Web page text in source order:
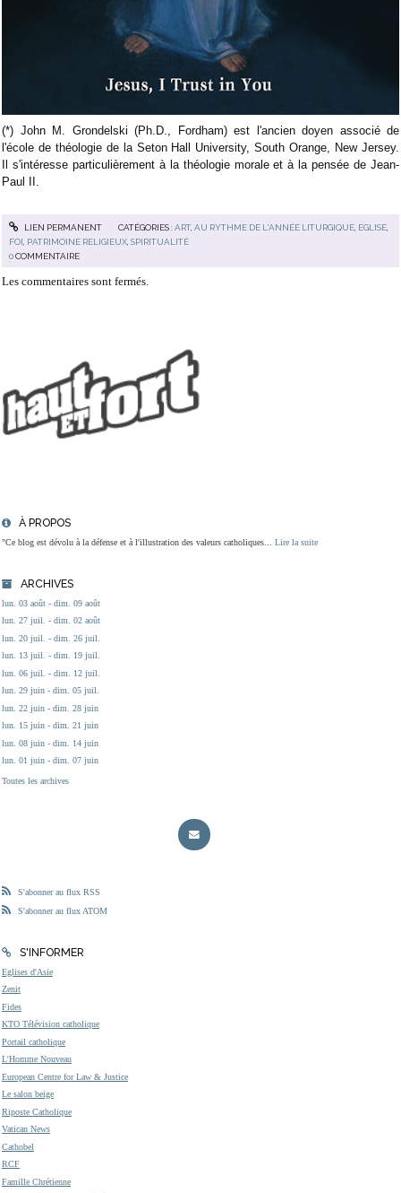
À PROPOS
"Ce blog est dévolu à la défense et à l'illustration des valeurs catholiques... Lire la suite
ARCHIVES
lun. 03 août - dim. 09 août
lun. 27 juil. - dim. 02 août
lun. 20 juil. - dim. 26 juil.
lun. 13 juil. - dim. 19 juil.
lun. 06 juil. - dim. 12 juil.
lun. 29 juin - dim. 05 juil.
lun. 22 juin - dim. 28 juin
lun. 15 juin - dim. 21 juin
lun. 08 juin - dim. 14 juin
lun. 01 juin - dim. 07 juin
Toutes les archives
S'abonner au flux RSS
S'abonner au flux ATOM
S'INFORMER
Eglises d'Asie
Zenit
Fides
KTO Télévision catholique
Portail catholique
L'Homme Nouveau
European Centre for Law & Justice
Le salon beige
Riposte Catholique
Vatican News
Cathobel
RCF
Famille Chrétienne
(*) John M. Grondelski (Ph.D., Fordham) est l'ancien doyen associé de
l'école de théologie de la Seton Hall University, South Orange, New Jersey.
Il s'intéresse particulièrement à la théologie morale et à la pensée de Jean-
Paul II.
LIEN PERMANENT CATÉGORIES :ART, AU RYTHME DE L'ANNÉE LITURGIQUE, EGLISE,
FOI PATRIMOINE RELIGIEUX ,SPIRITUALITÉ
0COMMENTAIRE
Les commentaires sont fermés.